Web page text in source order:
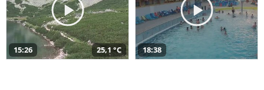
15:26 25,1 °C 18:38